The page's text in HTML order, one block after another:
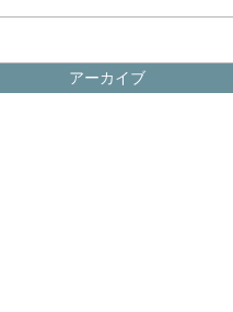
アーカイブ